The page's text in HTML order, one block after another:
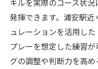
キルを実際のコース状
発揮できます。浦安駅
ュレーションを活用し
プレーを想定した練習
グの調整や判断力を高